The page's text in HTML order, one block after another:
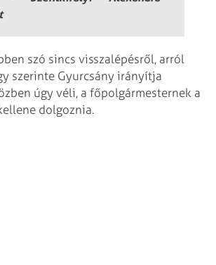
szó sincs visszalépésről, arról
szerinte Gyurcsány irányítja
úgy véli, a főpolgármesternek a
dolgoznia.